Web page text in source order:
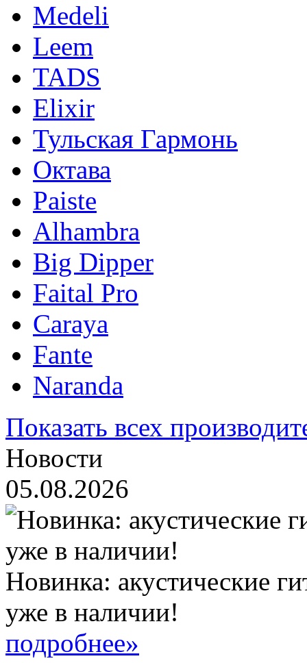
Medeli
Leem
TADS
Elixir
Тульская Гармонь
Октава
Paiste
Alhambra
Big Dipper
Faital Pro
Caraya
Fante
Naranda
Показать всех
Новости
05.08.2026
Новинка: акустические
уже в наличии!
подробнее»